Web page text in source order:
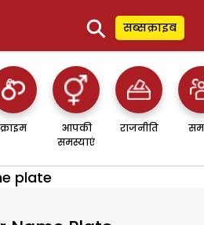
⚲ सब्सक्राइब
क्राइम
आपकी
समस्याएं
राजनीति
plate